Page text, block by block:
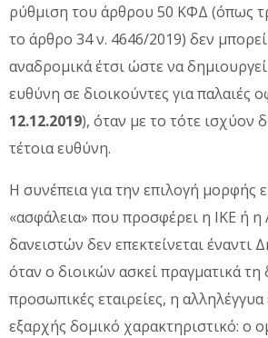
ρύθμιση του άρθρου 50 ΚΦΔ (όπως
το άρθρο 34 ν. 4646/2019) δεν
αναδρομικά έτσι ώστε να
ευθύνη σε διοικούντες για παλαιές
12.12.2019), όταν με το τότε ισχύον
τέτοια ευθύνη.
Η συνέπεια για την επιλογή μορφής
«ασφάλεια» που προσφέρει η ΙΚΕ ή η
δανειστών δεν επεκτείνεται έναντι
όταν ο διοικών ασκεί πραγματικά τη
προσωπικές εταιρείες, η αλληλέγγυα
εξαρχής δομικό χαρακτηριστικό: ο